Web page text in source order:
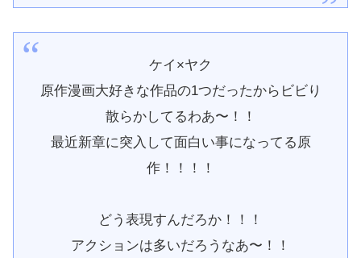
ケイ×ヤク
原作漫画大好きな作品の1つだったからビビり
散らかしてるわあ〜！！
最近新章に突入して面白い事になってる原
作！！！！
どう表現すんだろか！！！
アクションは多いだろうなあ〜！！